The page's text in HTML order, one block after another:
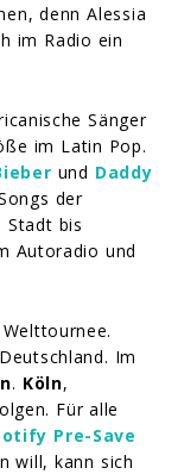
denn Alessia
im Radio ein
Sänger
im Latin Pop.
und Daddy
der
Stadt bis
Autoradio und
Im
. Köln,
Für alle
Pre-Save
will, kann sich